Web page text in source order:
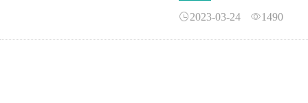
2023-03-24 1490